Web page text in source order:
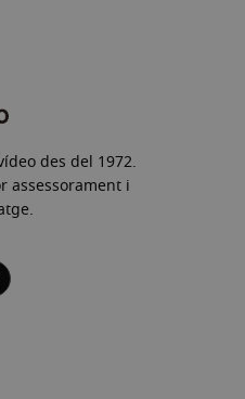
des del 1972.
assessorament i